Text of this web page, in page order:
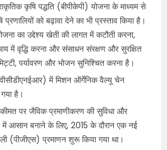
कृषि पद्धति (बीपीकेपी) योजना के माध्यम से
प्रणालियों को बढ़ावा देने का भी प्रस्ताव किया है।
का उद्देश्य खेती की लागत में कटौती करना,
में वृद्धि करना और संसाधन संरक्षण और सुरक्षित
पर्यावरण और भोजन सुनिश्चित करना है।
में मिशन ऑर्गेनिक वैल्यू चेन
है।
पर जैविक प्रमाणीकरण की सुविधा और
में आसान बनाने के लिए, 2015 के दौरान एक नई
(पीजीएस) प्रमाणन शुरू किया गया था।